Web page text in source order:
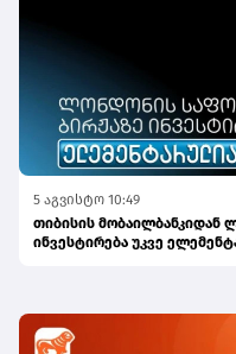
5 აგვისტო 10:49
თიბისის მობაილბანკიდან
ინვესტირება უკვე